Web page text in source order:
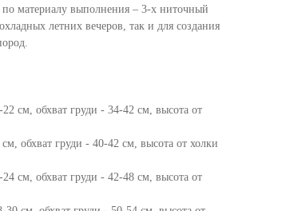
материалу выполнения – 3-х ниточный
летних вечеров, так и для создания
см, обхват груди - 34-42 см, высота от
обхват груди - 40-42 см, высота от холки
см, обхват груди - 42-48 см, высота от